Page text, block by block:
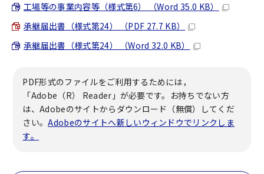
工場等の事業内容等（様式第6） （Word 35.0 KB）
承継届出書（様式第24） （PDF 27.7 KB）
承継届出書（様式第24） （Word 32.0 KB）
PDF形式のファイルをご利用するためには，
「Adobe（R） Reader」が必要です。お持ちでない方
は、Adobeのサイトからダウンロード（無償）してくだ
さい。Adobeのサイトへ新しいウィンドウでリンクしま
す。